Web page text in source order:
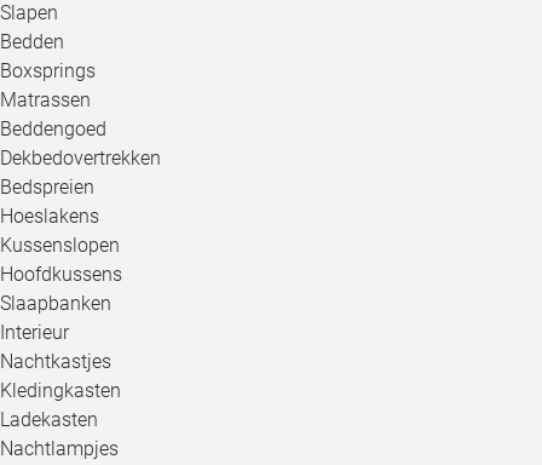
Slapen
Bedden
Boxsprings
Matrassen
Beddengoed
Dekbedovertrekken
Bedspreien
Hoeslakens
Kussenslopen
Hoofdkussens
Slaapbanken
Interieur
Nachtkastjes
Kledingkasten
Ladekasten
Nachtlampjes